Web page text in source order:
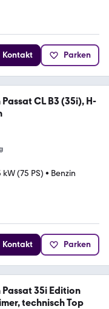
Kontakt Parken
CL B3 (35i), H-
kW (75 PS) • Benzin
Kontakt Parken
35i Edition
technisch Top